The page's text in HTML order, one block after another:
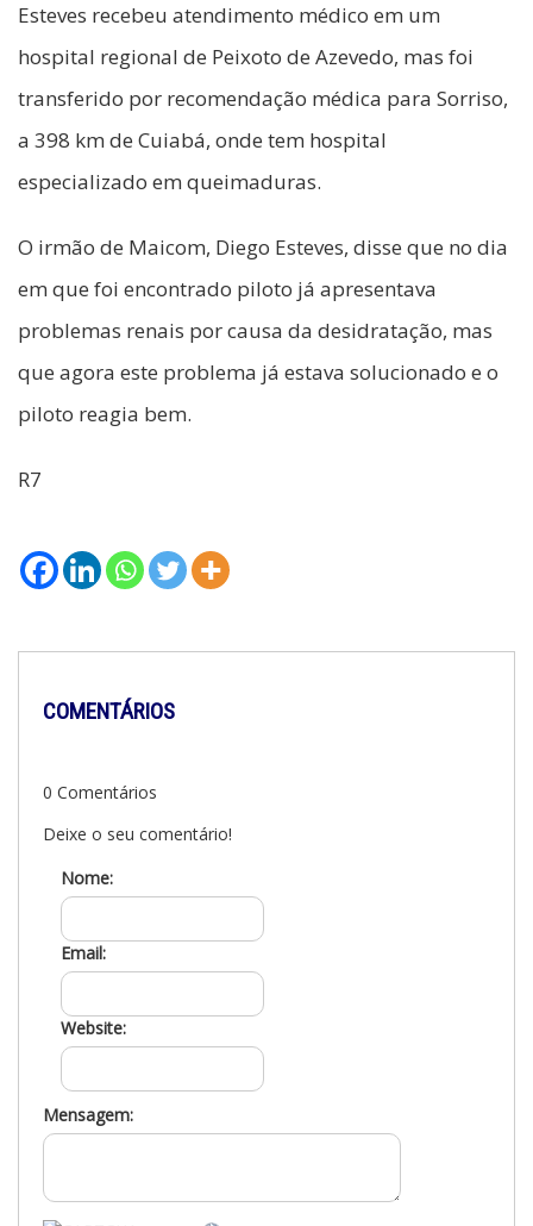
Esteves recebeu atendimento médico em um
hospital regional de Peixoto de Azevedo, mas foi
transferido por recomendação médica para Sorriso,
a 398 km de Cuiabá, onde tem hospital
especializado em queimaduras.
O irmão de Maicom, Diego Esteves, disse que no dia
em que foi encontrado piloto já apresentava
problemas renais por causa da desidratação, mas
que agora este problema já estava solucionado e o
piloto reagia bem.
R7
COMENTÁRIOS
0 Comentários
Deixe o seu comentário!
Nome:
Email:
Website:
Mensagem: